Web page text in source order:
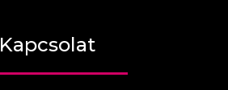
Kapcsolat